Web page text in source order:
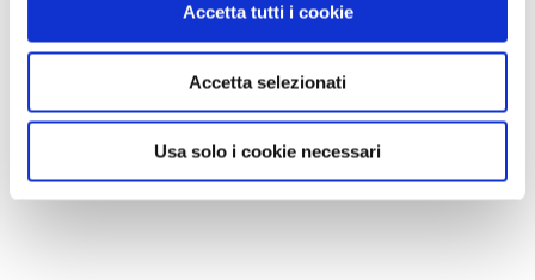
Accetta tutti i cookie
Accetta selezionati
Usa solo i cookie necessari